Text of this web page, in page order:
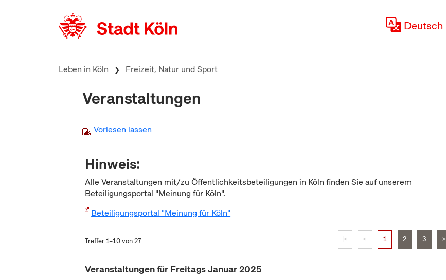
Deutsch
Leben in Köln Freizeit, Natur und Sport
Veranstaltungen
Vorlesen lassen
Hinweis:
Alle Veranstaltungen mit/zu Öffentlichkeitsbeteiligungen in Köln finden Sie auf unserem
Beteiligungsportal "Meinung für Köln".
Beteiligungsportal "Meinung für Köln"
Treffer 1–10 von 27 |< < 1 2 3 >
Veranstaltungen für Freitags Januar 2025